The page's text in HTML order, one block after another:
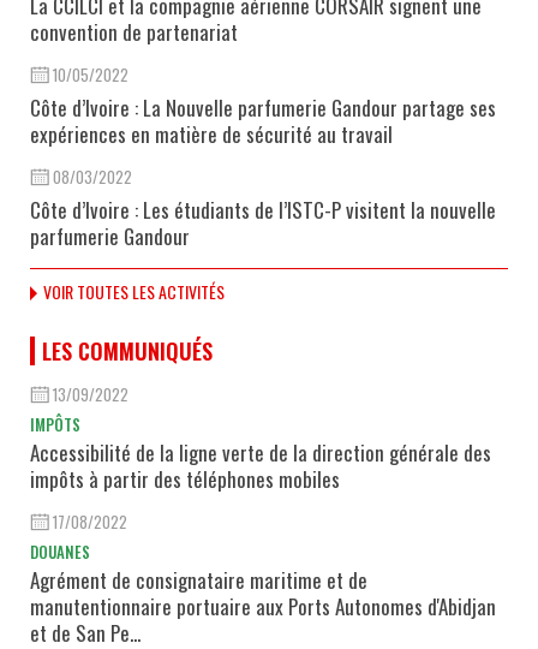
convention de partenariat
10/05/2022
Côte d’Ivoire : La Nouvelle parfumerie Gandour partage ses
expériences en matière de sécurité au travail
08/03/2022
Côte d’Ivoire : Les étudiants de l’ISTC-P visitent la nouvelle
parfumerie Gandour
VOIR TOUTES LES ACTIVITÉS
LES COMMUNIQUÉS
13/09/2022
IMPÔTS
Accessibilité de la ligne verte de la direction générale des
impôts à partir des téléphones mobiles
17/08/2022
DOUANES
Agrément de consignataire maritime et de
manutentionnaire portuaire aux Ports Autonomes d'Abidjan
et de San Pe...